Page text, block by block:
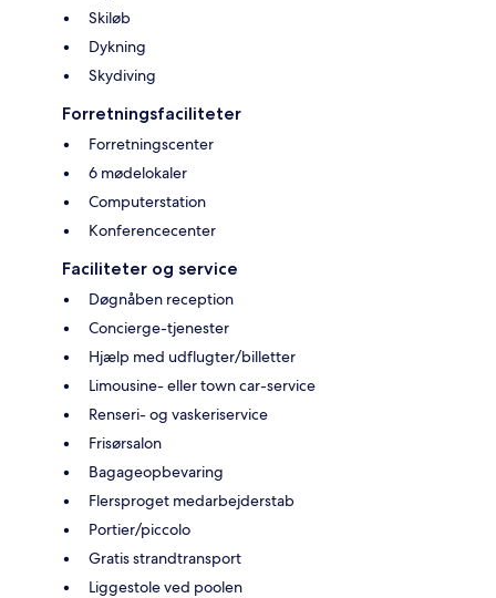
Skiløb
Dykning
Skydiving
Forretningsfaciliteter
Forretningscenter
6 mødelokaler
Computerstation
Konferencecenter
Faciliteter og service
Døgnåben reception
Concierge-tjenester
Hjælp med udflugter/billetter
Limousine- eller town car-service
Renseri- og vaskeriservice
Frisørsalon
Bagageopbevaring
Flersproget medarbejderstab
Portier/piccolo
Gratis strandtransport
Liggestole ved poolen